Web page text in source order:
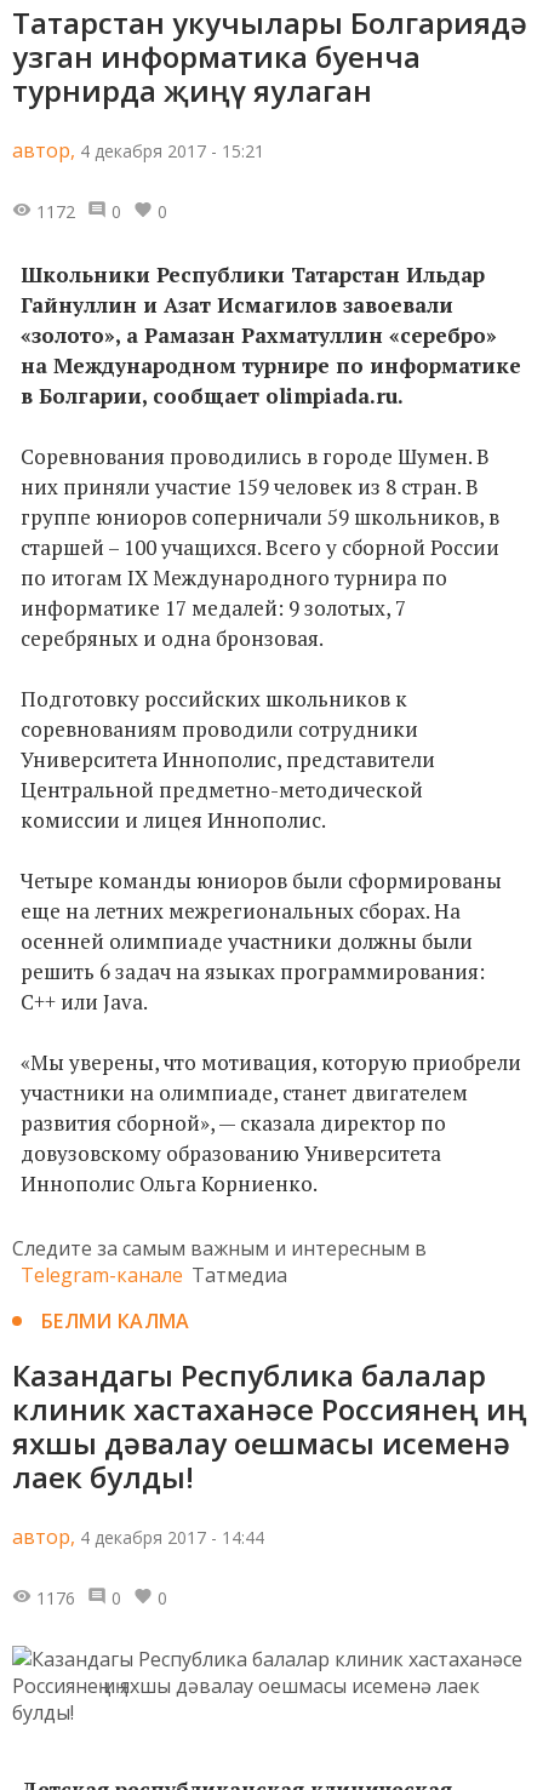
Татарстан укучылары Болгариядә
узган информатика буенча
турнирда җиңү яулаган
автор, 4 декабря 2017 - 15:21
1172 0 0
Школьники Республики Татарстан Ильдар
Гайнуллин и Азат Исмагилов завоевали
«золото», а Рамазан Рахматуллин «серебро»
на Международном турнире по информатике
в Болгарии, сообщает olimpiada.ru.
Соревнования проводились в городе Шумен. В
них приняли участие 159 человек из 8 стран. В
группе юниоров соперничали 59 школьников, в
старшей – 100 учащихся. Всего у сборной России
по итогам IX Международного турнира по
информатике 17 медалей: 9 золотых, 7
серебряных и одна бронзовая.
Подготовку российских школьников к
соревнованиям проводили сотрудники
Университета Иннополис, представители
Центральной предметно-методической
комиссии и лицея Иннополис.
Четыре команды юниоров были сформированы
еще на летних межрегиональных сборах. На
осенней олимпиаде участники должны были
решить 6 задач на языках программирования:
C++ или Java.
«Мы уверены, что мотивация, которую приобрели
участники на олимпиаде, станет двигателем
развития сборной», — сказала директор по
довузовскому образованию Университета
Иннополис Ольга Корниенко.
Следите за самым важным и интересным в
Telegram-канале Татмедиа
БЕЛМИ КАЛМА
Казандагы Республика балалар
клиник хастаханәсе Россиянең иң
яхшы дәвалау оешмасы исеменә
лаек булды!
автор, 4 декабря 2017 - 14:44
1176 0 0